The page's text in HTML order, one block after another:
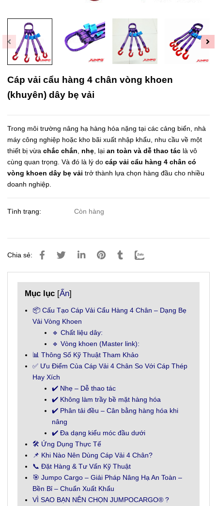
Cáp vải cẩu hàng 4 chân vòng khoen
(khuyên) dây bẹ vải
Trong môi trường nâng hạ hàng hóa nặng tại các cảng biển, nhà
máy công nghiệp hoặc kho bãi xuất nhập khẩu, nhu cầu về một
thiết bị vừa chắc chắn nhẹ , lại an toàn và dễ thao tác là vô
cùng quan trọng. Và đó là lý do cáp vải cẩu hàng 4 chân có
vòng khoen dây bẹ vải trở thành lựa chọn hàng đầu cho nhiều
doanh nghiệp.
Tình trạng: Còn hàng
Chia sẻ:
Mục lục [Ẩn]
📦 Cấu Tạo Cáp Vải Cẩu Hàng 4 Chân – Dạng Bẹ
Vải Vòng Khoen
🔹 Chất liệu dây:
🔹 Vòng khoen (Master link):
📊 Thông Số Kỹ Thuật Tham Khảo
✅ Ưu Điểm Của Cáp Vải 4 Chân So Với Cáp Thép
Hay Xích
✔️ Nhẹ – Dễ thao tác
✔️ Không làm trầy bề mặt hàng hóa
✔️ Phân tải đều – Cân bằng hàng hóa khi
nâng
✔️ Đa dạng kiểu móc đầu dưới
🛠️ Ứng Dụng Thực Tế
📌 Khi Nào Nên Dùng Cáp Vải 4 Chân?
📞 Đặt Hàng & Tư Vấn Kỹ Thuật
🎯 Jumpo Cargo – Giải Pháp Nâng Hạ An Toàn –
Bền Bỉ – Chuẩn Xuất Khẩu
VÌ SAO BẠN NÊN CHỌN JUMPOCARGO® ?